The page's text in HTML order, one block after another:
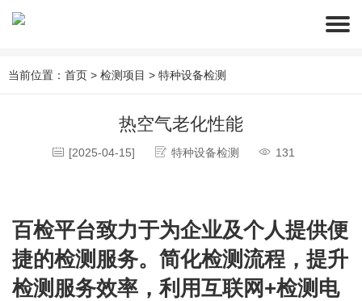
当前位置： 首页 > 检测项目 > 特种设备检测
热空气老化性能
[2025-04-15] 特种设备检测 131
百检平台致力于为企业及个人提供便
捷的检测服务。简化检测流程，提升
检测服务效率，利用互联网+检测电